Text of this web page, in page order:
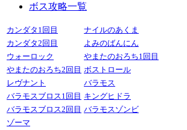
ボス攻略一覧
カンダタ1回目
ナイルのあくま
カンダタ2回目
よみのばんにん
ウォーロック
やまたのおろち1回目
やまたのおろち2回目 ボストロール
レヴナント
バラモス
バラモスブロス1回目 キングヒドラ
バラモスブロス2回目 バラモスゾンビ
ゾーマ